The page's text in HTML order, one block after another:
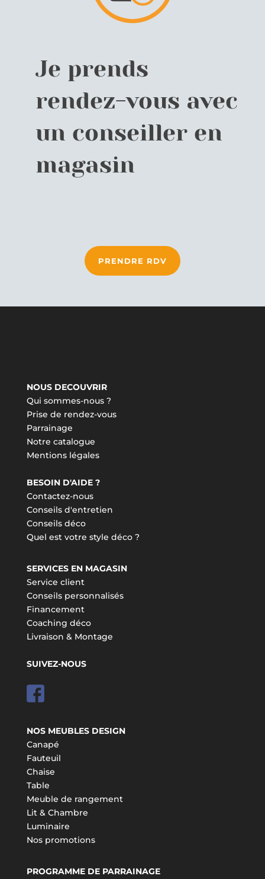
Je prends
rendez-vous avec
un conseiller en
magasin
PRENDRE RDV
NOUS DECOUVRIR
Qui sommes-nous ?
Prise de rendez-vous
Parrainage
Notre catalogue
Mentions légales
BESOIN D'AIDE ?
Contactez-nous
Conseils d'entretien
Conseils déco
Quel est votre style déco ?
SERVICES EN MAGASIN
Service client
Conseils personnalisés
Financement
Coaching déco
Livraison & Montage
SUIVEZ-NOUS
NOS MEUBLES DESIGN
Canapé
Fauteuil
Chaise
Table
Meuble de rangement
Lit & Chambre
Luminaire
Nos promotions
PROGRAMME DE PARRAINAGE